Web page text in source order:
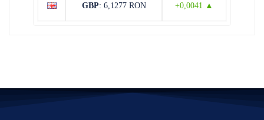
GBP: 6,1277 RON +0,0041 ▲